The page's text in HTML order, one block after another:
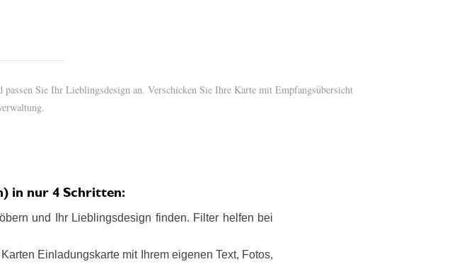
Sie Ihr Lieblingsdesign an. Verschicken Sie Ihre Karte mit Empfangsübersicht
in nur 4 Schritten:
und Ihr Lieblingsdesign finden. Filter helfen bei
Einladungskarte mit Ihrem eigenen Text, Fotos,